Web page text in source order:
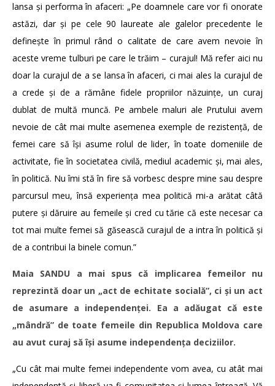
lansa și performa în afaceri: „Pe doamnele care vor fi onorate
astăzi, dar și pe cele 90 laureate ale galelor precedente le
definește în primul rând o calitate de care avem nevoie în
aceste vreme tulburi pe care le trăim – curajul! Mă refer aici nu
doar la curajul de a se lansa în afaceri, ci mai ales la curajul de
a crede și de a rămâne fidele propriilor năzuințe, un curaj
dublat de multă muncă. Pe ambele maluri ale Prutului avem
nevoie de cât mai multe asemenea exemple de rezistență, de
femei care să își asume rolul de lider, în toate domeniile de
activitate, fie în societatea civilă, mediul academic și, mai ales,
în politică. Nu îmi stă în fire să vorbesc despre mine sau despre
parcursul meu, însă experiența mea politică mi-a arătat câtă
putere și dăruire au femeile și cred cu tărie că este necesar ca
tot mai multe femei să găsească curajul de a intra în politică și
de a contribui la binele comun.”
Maia SANDU
a mai spus că implicarea femeilor nu
reprezintă doar un „act de echitate socială”, ci și un act
de asumare a independenței. Ea a adăugat că este
„mândră” de toate femeile din Republica Moldova care
au avut curaj să își asume independența deciziilor.
„Cu cât mai multe femei independente vom avea, cu atât mai